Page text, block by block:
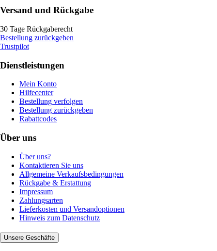
Versand und Rückgabe
30 Tage Rückgaberecht
Bestellung zurückgeben
Trustpilot
Dienstleistungen
Mein Konto
Hilfecenter
Bestellung verfolgen
Bestellung zurückgeben
Rabattcodes
Über uns
Über uns?
Kontaktieren Sie uns
Allgemeine Verkaufsbedingungen
Rückgabe & Erstattung
Impressum
Zahlungsarten
Lieferkosten und Versandoptionen
Hinweis zum Datenschutz
Unsere Geschäfte